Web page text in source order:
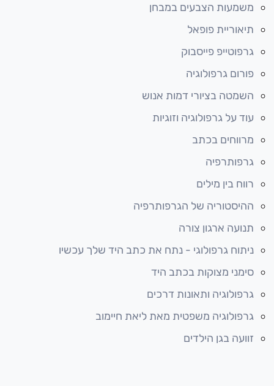
משמעות הצבעים במבחן
תיאוריית פופאל
גרפוטייפ פייסבוק
פורום גרפולוגיה
השמטה בציורי דמות אנוש
עוד על גרפולוגיה וזוגיות
מרווחים בכתב
גרפותרפיה
רווח בין מילים
ההיסטוריה של הגרפותרפיה
תנועה ארגון צורה
ניתוח גרפולוגי - נתח את כתב היד שלך עכשיו
סימני מצוקות בכתב היד
גרפולוגיה ותאונות דרכים
גרפולוגיה משפטית מאת ליאת חיימוב
זוועה בגן הילדים